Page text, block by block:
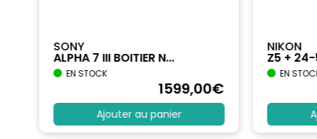
SONY
ALPHA 7 III BOITIER N...
EN STOCK
1599,00€
Ajouter au panier
NIKON
Z5 +
EN